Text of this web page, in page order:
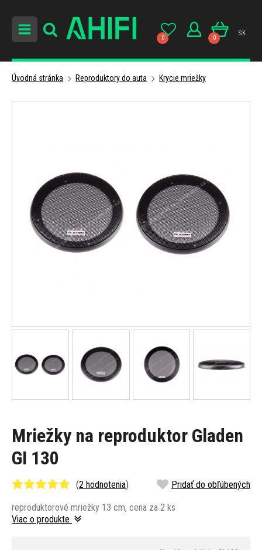
0 0
sk
Úvodná stránka Reproduktory do auta Krycie mriežky
Mriežky na reproduktor Gladen
GI 130
(2 hodnotenia) Pridať do obľúbených
reproduktorové mriežky 13 cm, cena za 2 ks
Viac o produkte